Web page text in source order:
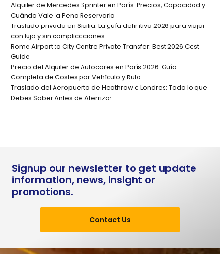
Alquiler de Mercedes Sprinter en París: Precios, Capacidad y
Cuándo Vale la Pena Reservarla
Traslado privado en Sicilia: La guía definitiva 2026 para viajar
con lujo y sin complicaciones
Rome Airport to City Centre Private Transfer: Best 2026 Cost
Guide
Precio del Alquiler de Autocares en París 2026: Guía
Completa de Costes por Vehículo y Ruta
Traslado del Aeropuerto de Heathrow a Londres: Todo lo que
Debes Saber Antes de Aterrizar
Signup our newsletter to get update
information, news, insight or
promotions.
Contact Us